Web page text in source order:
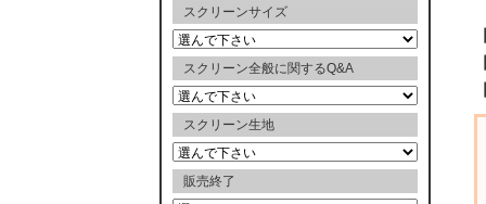
スクリーンサイズ
スクリーン全般に関するQ&A
スクリーン生地
販売終了